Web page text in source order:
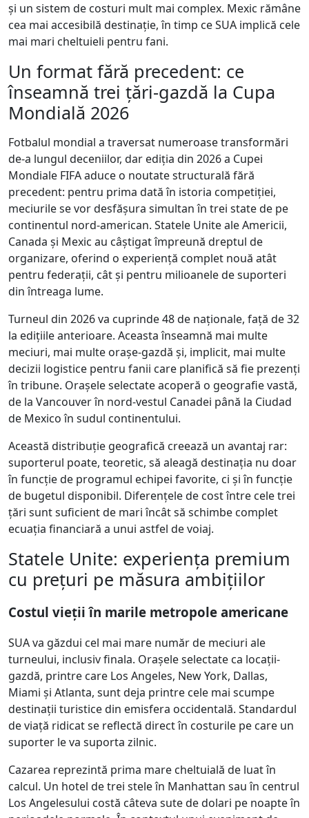
și un sistem de costuri mult mai complex. Mexic rămâne
cea mai accesibilă destinație, în timp ce SUA implică cele
mai mari cheltuieli pentru fani.
Un format fără precedent: ce
înseamnă trei țări-gazdă la Cupa
Mondială 2026
Fotbalul mondial a traversat numeroase transformări
de-a lungul deceniilor, dar ediția din 2026 a Cupei
Mondiale FIFA aduce o noutate structurală fără
precedent: pentru prima dată în istoria competiției,
meciurile se vor desfășura simultan în trei state de pe
continentul nord-american. Statele Unite ale Americii,
Canada și Mexic au câștigat împreună dreptul de
organizare, oferind o experiență complet nouă atât
pentru federații, cât și pentru milioanele de suporteri
din întreaga lume.
Turneul din 2026 va cuprinde 48 de naționale, față de 32
la edițiile anterioare. Aceasta înseamnă mai multe
meciuri, mai multe orașe-gazdă și, implicit, mai multe
decizii logistice pentru fanii care planifică să fie prezenți
în tribune. Orașele selectate acoperă o geografie vastă,
de la Vancouver în nord-vestul Canadei până la Ciudad
de Mexico în sudul continentului.
Această distribuție geografică creează un avantaj rar:
suporterul poate, teoretic, să aleagă destinația nu doar
în funcție de programul echipei favorite, ci și în funcție
de bugetul disponibil. Diferențele de cost între cele trei
țări sunt suficient de mari încât să schimbe complet
ecuația financiară a unui astfel de voiaj.
Statele Unite: experiența premium
cu prețuri pe măsura ambițiilor
Costul vieții în marile metropole americane
SUA va găzdui cel mai mare număr de meciuri ale
turneului, inclusiv finala. Orașele selectate ca locații-
gazdă, printre care Los Angeles, New York, Dallas,
Miami și Atlanta, sunt deja printre cele mai scumpe
destinații turistice din emisfera occidentală. Standardul
de viață ridicat se reflectă direct în costurile pe care un
suporter le va suporta zilnic.
Cazarea reprezintă prima mare cheltuială de luat în
calcul. Un hotel de trei stele în Manhattan sau în centrul
Los Angelesului costă câteva sute de dolari pe noapte în